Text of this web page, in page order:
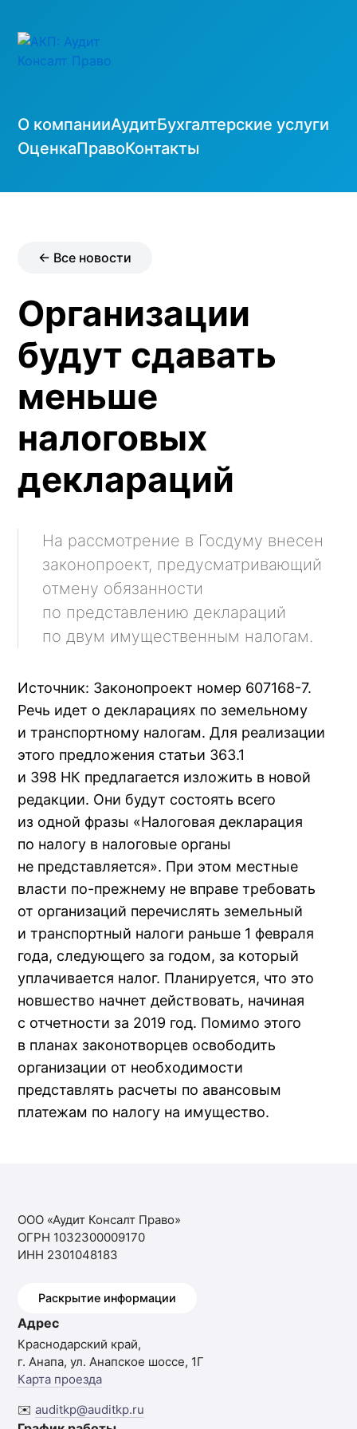
О компанииАудитБухгалтерские услуги
ОценкаПравоКонтакты
← Все новости
Организации
будут сдавать
меньше
налоговых
деклараций
На рассмотрение в Госдуму внесен
законопроект, предусматривающий
отмену обязанности
по представлению деклараций
по двум имущественным налогам.
Источник: Законопроект номер 607168-7.
Речь идет о декларациях по земельному
и транспортному налогам. Для реализации
этого предложения статьи 363.1
и 398 НК предлагается изложить в новой
редакции. Они будут состоять всего
из одной фразы «Налоговая декларация
по налогу в налоговые органы
не представляется». При этом местные
власти по-прежнему не вправе требовать
от организаций перечислять земельный
и транспортный налоги раньше 1 февраля
года, следующего за годом, за который
уплачивается налог. Планируется, что это
новшество начнет действовать, начиная
с отчетности за 2019 год. Помимо этого
в планах законотворцев освободить
организации от необходимости
представлять расчеты по авансовым
платежам по налогу на имущество.
ООО «Аудит Консалт Право»
ОГРН 1032300009170
ИНН 2301048183
Раскрытие информации
Адрес
Краснодарский край,
г. Анапа, ул. Анапское шоссе, 1Г
Карта проезда
✉️auditkp@auditkp.ru